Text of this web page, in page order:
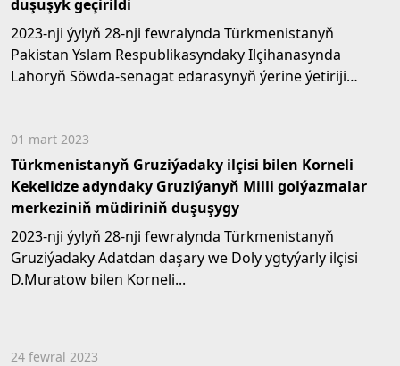
duşuşyk geçirildi
2023-nji ýylyň 28-nji fewralynda Türkmenistanyň
Pakistan Yslam Respublikasyndaky Ilçihanasynda
Lahoryň Söwda-senagat edarasynyň ýerine ýetiriji
01 mart 2023
Türkmenistanyň Gruziýadaky ilçisi bilen Korneli
Kekelidze adyndaky Gruziýanyň Milli golýazmalar
merkeziniň müdiriniň duşuşygy
2023-nji ýylyň 28-nji fewralynda Türkmenistanyň
Gruziýadaky Adatdan daşary we Doly ygtyýarly ilçisi
D.Muratow bilen Korneli...
24 fewral 2023